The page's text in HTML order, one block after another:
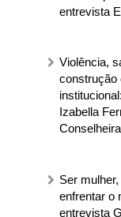
entrevista
Violência,
construção
Izabella
Ser
enfrentar o
entrevista